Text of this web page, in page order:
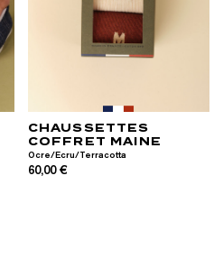
CHAUSSETTES
COFFRET MAINE
Ocre/Ecru/Terracotta
60,00 €